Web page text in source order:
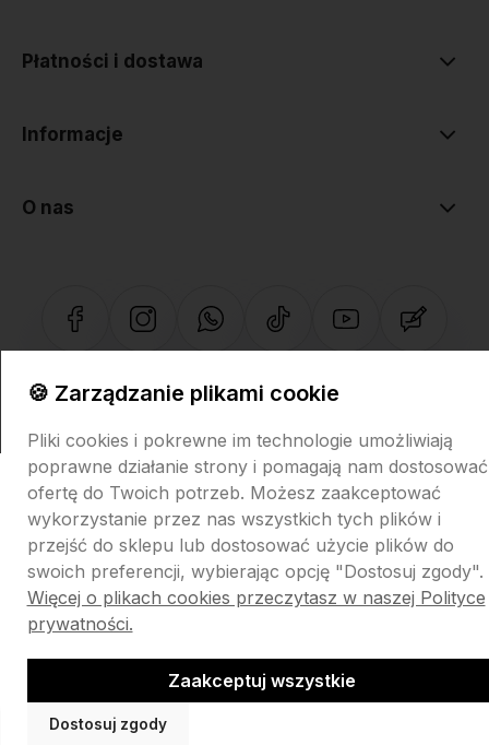
Płatności i dostawa
Informacje
O nas
Sklep internetowy Shoper.pl Szablon Shoper Modern 3.0™
GrowCommerce
🍪 Zarządzanie plikami cookie
Pliki cookies i pokrewne im technologie umożliwiają
poprawne działanie strony i pomagają nam dostosować
ofertę do Twoich potrzeb. Możesz zaakceptować
wykorzystanie przez nas wszystkich tych plików i
przejść do sklepu lub dostosować użycie plików do
swoich preferencji, wybierając opcję "Dostosuj zgody".
Więcej o plikach cookies przeczytasz w naszej Polityce
prywatności.
Dostosuj zgody
Zaakceptuj wszystkie